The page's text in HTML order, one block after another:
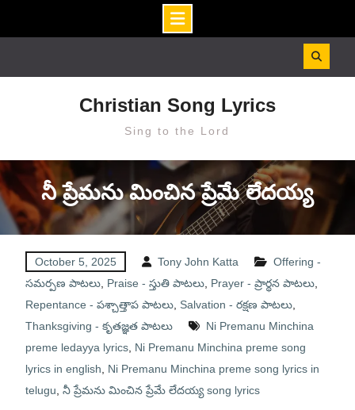
Christian Song Lyrics
Sing to the Lord
నీ ప్రేమను మించిన ప్రేమే లేదయ్య
October 5, 2025 Tony John Katta
Offering -
సమర్పణ పాటలు, Praise - స్తుతి పాటలు, Prayer - ప్రార్థన పాటలు,
Repentance - పశ్చాత్తాప పాటలు, Salvation - రక్షణ పాటలు,
Thanksgiving - కృతజ్ఞత పాటలు
Ni Premanu Minchina
preme ledayya lyrics, Ni Premanu Minchina preme song
lyrics in english
Ni Premanu Minchina preme song lyrics in
telugu నీ ప్రేమను మించిన ప్రేమే లేదయ్య song lyrics